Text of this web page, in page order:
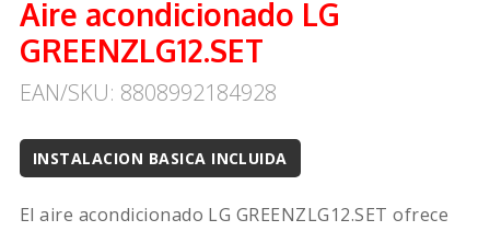
Aire acondicionado LG
GREENZLG12.SET
EAN/SKU: 8808992184928
INSTALACION BASICA INCLUIDA
El aire acondicionado LG GREENZLG12.SET ofrece